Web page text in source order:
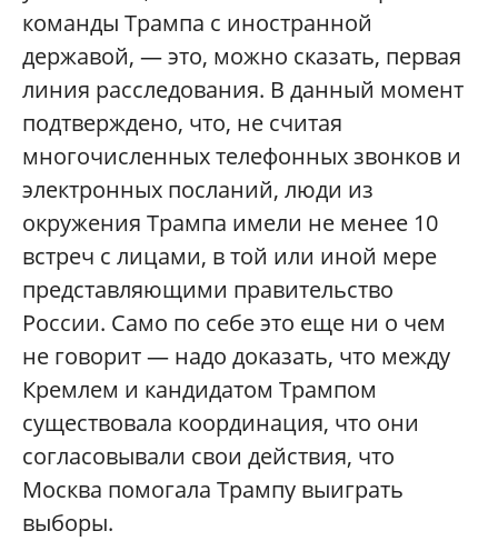
команды Трампа с иностранной
державой, — это, можно сказать, первая
линия расследования. В данный момент
подтверждено, что, не считая
многочисленных телефонных звонков и
электронных посланий, люди из
окружения Трампа имели не менее 10
встреч с лицами, в той или иной мере
представляющими правительство
России. Само по себе это еще ни о чем
не говорит — надо доказать, что между
Кремлем и кандидатом Трампом
существовала координация, что они
согласовывали свои действия, что
Москва помогала Трампу выиграть
выборы.